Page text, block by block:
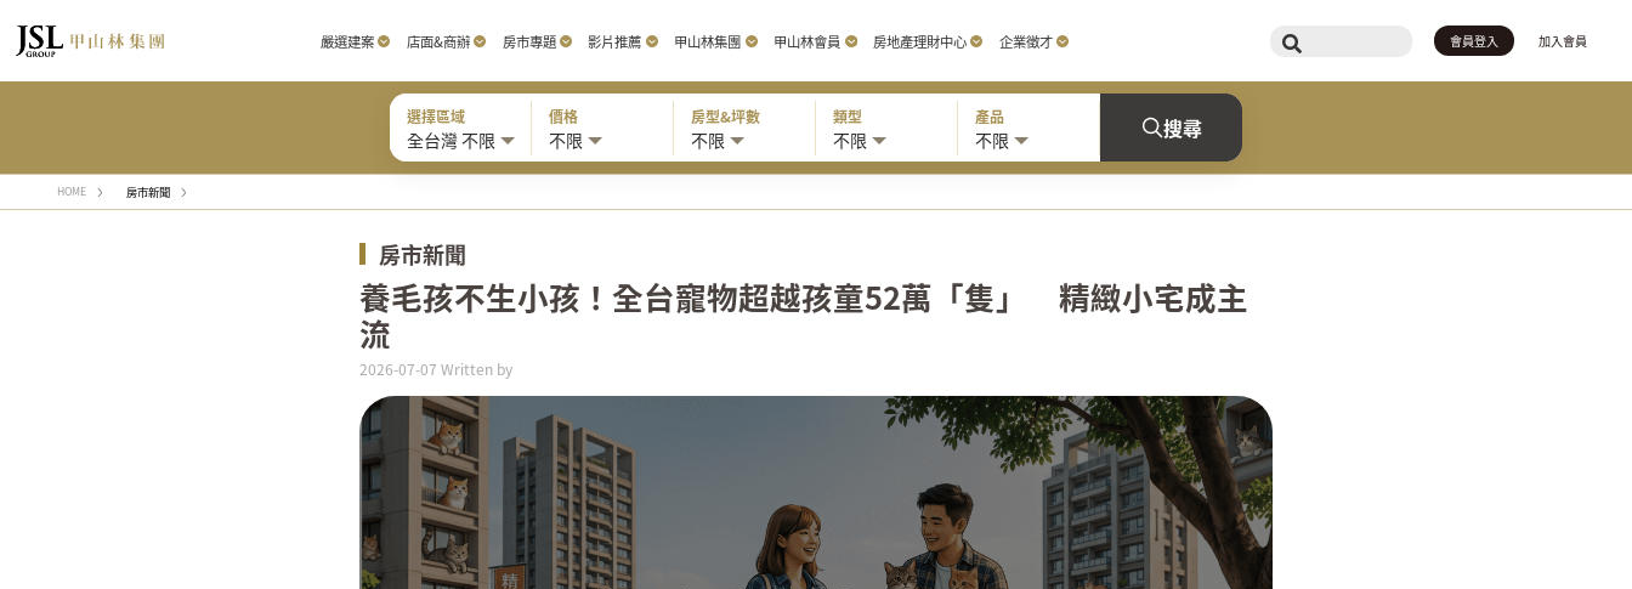
嚴選建案 店面&商辦 房市專題 影片推薦 甲山林集團 甲山林會員 房地產理財中心 企業徵才 會員登入 加入會員
選擇區域
全台灣 不限
價格
不限
房型&坪數
不限
類型
不限
產品
不限 搜尋
HOME 房市新聞
房市新聞
養毛孩不生小孩！全台寵物超越孩童52萬「隻」 精緻小宅成主
流
2026-07-07 Written by